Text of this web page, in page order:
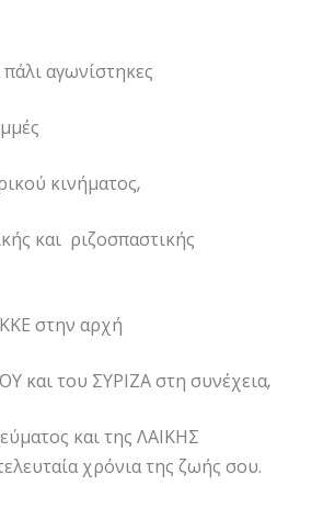
αγωνίστηκες
κινήματος,
και ριζοσπαστικής
στην αρχή
και του ΣΥΡΙΖΑ στη συνέχεια,
και της ΛΑΙΚΗΣ
χρόνια της ζωής σου.